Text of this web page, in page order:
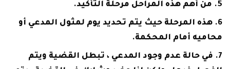
من أهم هذه المراحل مرحلة التأكيد.
هذه المرحلة حيث يتم تحديد يوم لمثول المدعي أو
محاميه أمام المحكمة.
في حالة عدم وجود المدعي ، تبطل القضية ويتم